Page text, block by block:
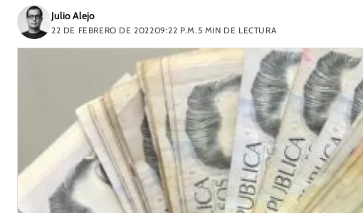
Julio Alejo
22 DE FEBRERO DE 202209:22 P.M. 5 MIN DE LECTURA